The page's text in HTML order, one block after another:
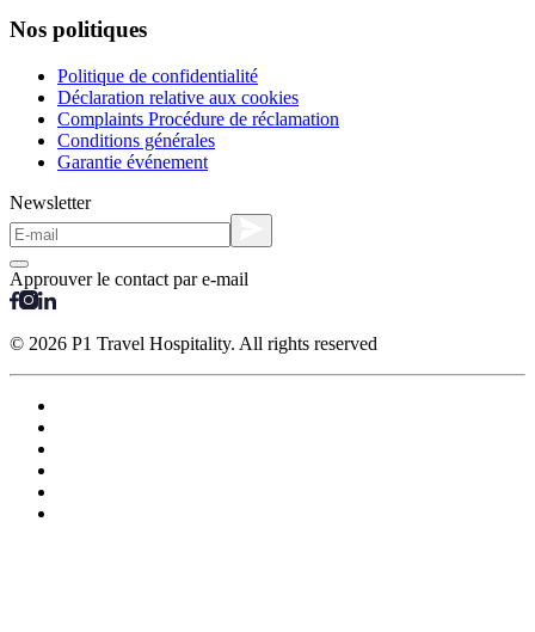
Nos politiques
Politique de confidentialité
Déclaration relative aux cookies
Complaints Procédure de réclamation
Conditions générales
Garantie événement
Newsletter
Approuver le contact par e-mail
© 2026 P1 Travel Hospitality. All rights reserved